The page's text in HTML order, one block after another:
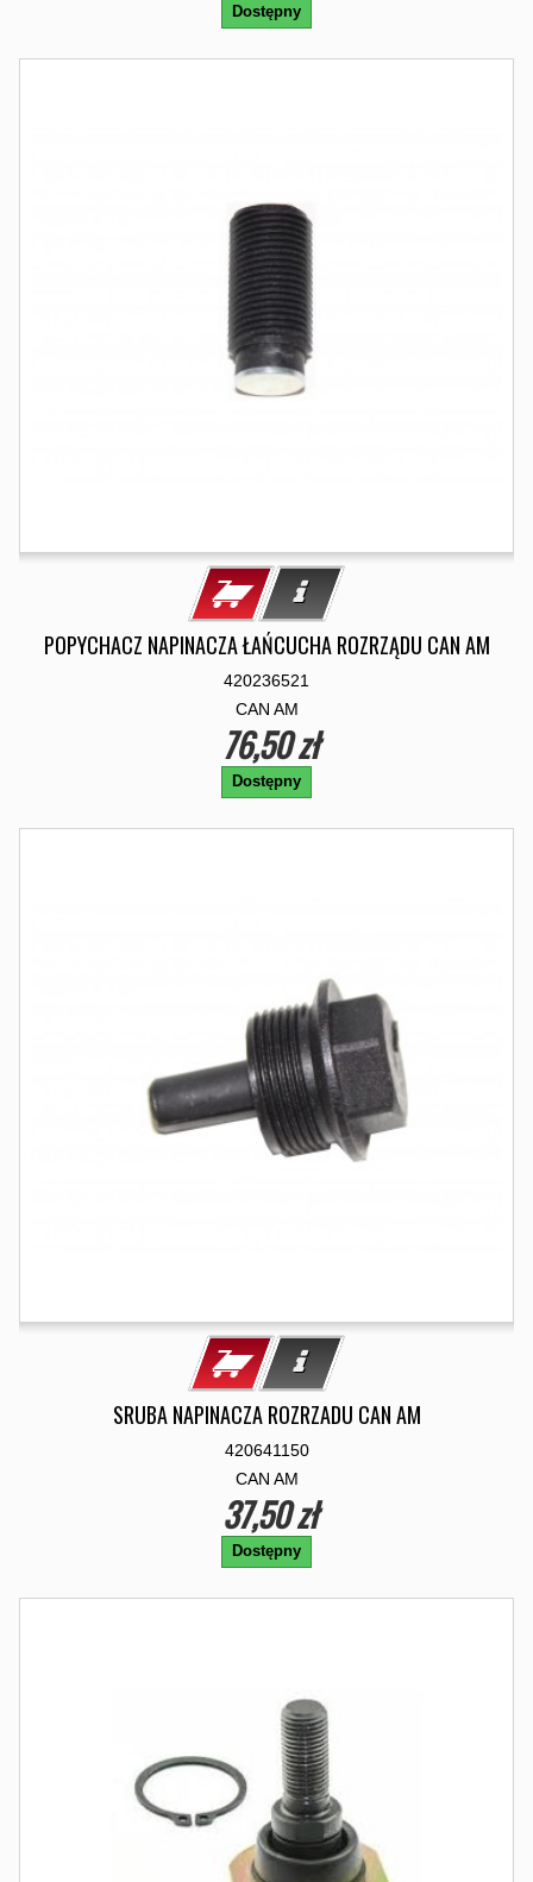
Dostępny
POPYCHACZ NAPINACZA ŁAŃCUCHA ROZRZĄDU CAN AM
420236521
CAN AM
76,50 zł
Dostępny
SRUBA NAPINACZA ROZRZADU CAN AM
420641150
CAN AM
37,50 zł
Dostępny